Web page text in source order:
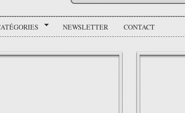
NEWSLETTER CONTACT